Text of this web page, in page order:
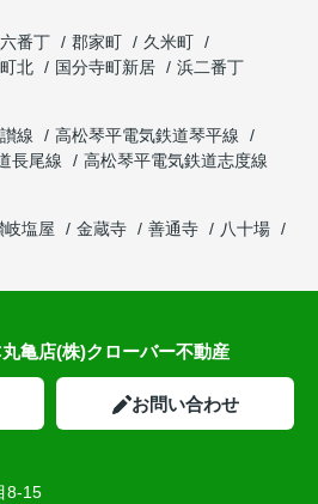
番丁 郡家町
久米町
北 国分寺町新居
浜二番丁
線
高松琴平電気鉄道琴平線
長尾線
高松琴平電気鉄道志度線
岐塩屋 金蔵寺 善通寺
八十場
亀店(株)クローバー不動産
お問い合わせ
8-15